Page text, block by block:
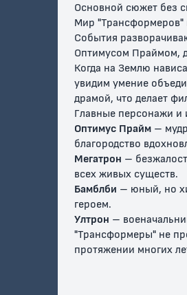
Основной сюжет без
Мир "Трансформеров"
События
Оптимусом Праймом,
Когда на Землю
увидим умение
драмой, что делает
Главные персонажи и
Оптимус Прайм –
благородство
Мегатрон –
всех живых существ.
Бамблби – юный, но
героем.
Ултрон –
"Трансформеры" не
протяжении многих